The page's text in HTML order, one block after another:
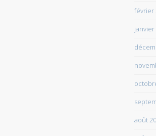
février
janvier
août